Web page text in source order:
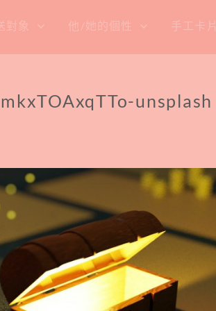
對象 他/她的個性 手工卡片
unsplash